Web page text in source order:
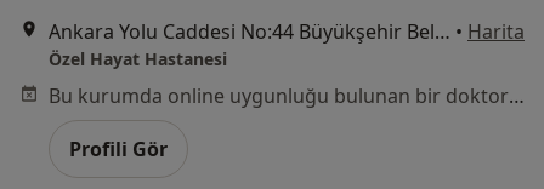
Ankara Yolu Caddesi No:44 Büyükşehir Belediye Binası Karşısı, Osmangazi • Harita
Özel Hayat Hastanesi
Bu kurumda online uygunluğu bulunan bir doktor veya uzman bulunamadı
Profili Gör